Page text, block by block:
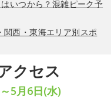
いつから？混雑ピーク予
関西・東海エリア別スポ
クセス
5月6日(水)